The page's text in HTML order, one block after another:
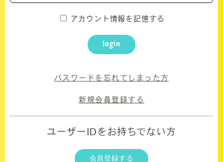
UPDATED DAILY
WALLPAPER
CALENDAR
アカウント情報を記憶する
login
パスワードを忘れてしまった方
新規会員登録する
ユーザーIDをお持ちでない方
会員登録する